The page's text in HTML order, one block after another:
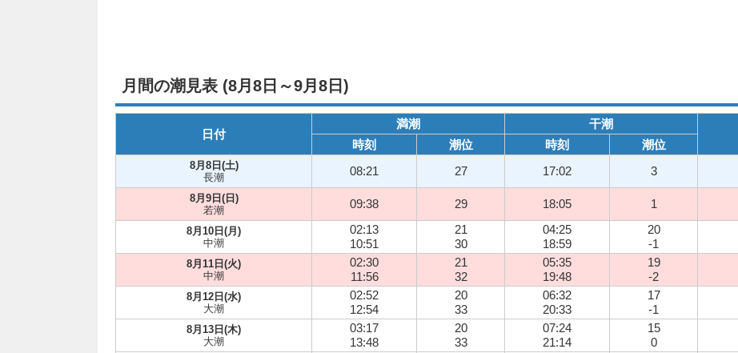
月間の潮見表 (8月8日～9月8日)
日付
満潮 干潮
時刻 潮位 時刻 潮位
8月8日(土)
長潮
08:21 27 17:02 3
8月9日(日)
若潮
09:38 29 18:05 1
8月10日(月)
中潮
02:13
10:51
21
30
04:25
18:59
20
-1
8月11日(火)
中潮
02:30
11:56
21
32
05:35
19:48
19
-2
8月12日(水)
大潮
02:52
12:54
20
33
06:32
20:33
17
-1
8月13日(木)
大潮
03:17
13:48
20
33
07:24
21:14
15
0